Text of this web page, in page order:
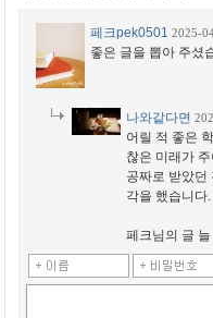
페크pek0501 2025-
좋은 글을 뽑아 주셨
나와같다면
어릴 적 좋은
찮은 미래가
공짜로 받았던
각을 했습니다.
페크님의 글